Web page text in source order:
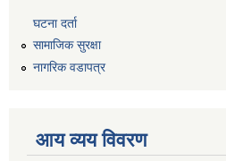
घटना दर्ता
सामाजिक सुरक्षा
नागरिक वडापत्र
आय व्यय विवरण